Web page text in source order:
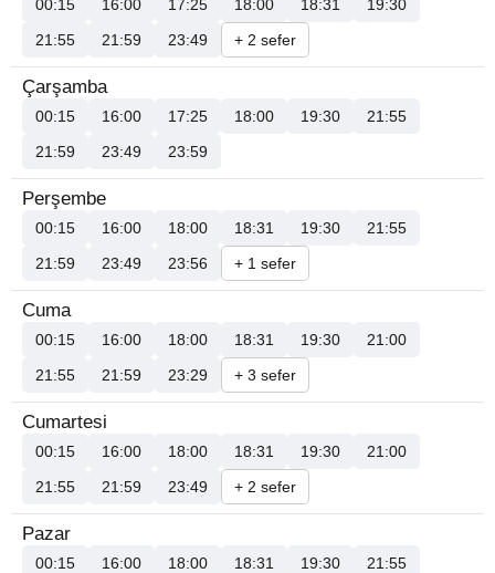
00:15 16:00 17:25 18:00 18:31
19:30
21:55
21:59 23:49 + 2 sefer
Çarşamba
00:15 16:00 17:25 18:00 19:30
21:55
21:59
23:49 23:59
Perşembe
00:15 16:00 18:00 18:31 19:30
21:55
21:59
23:49 23:56 + 1 sefer
Cuma
00:15 16:00 18:00 18:31 19:30
21:00
21:55
21:59 23:29 + 3 sefer
Cumartesi
00:15 16:00 18:00 18:31 19:30
21:00
21:55
21:59 23:49 + 2 sefer
Pazar
00:15 16:00 18:00 18:31 19:30
21:55